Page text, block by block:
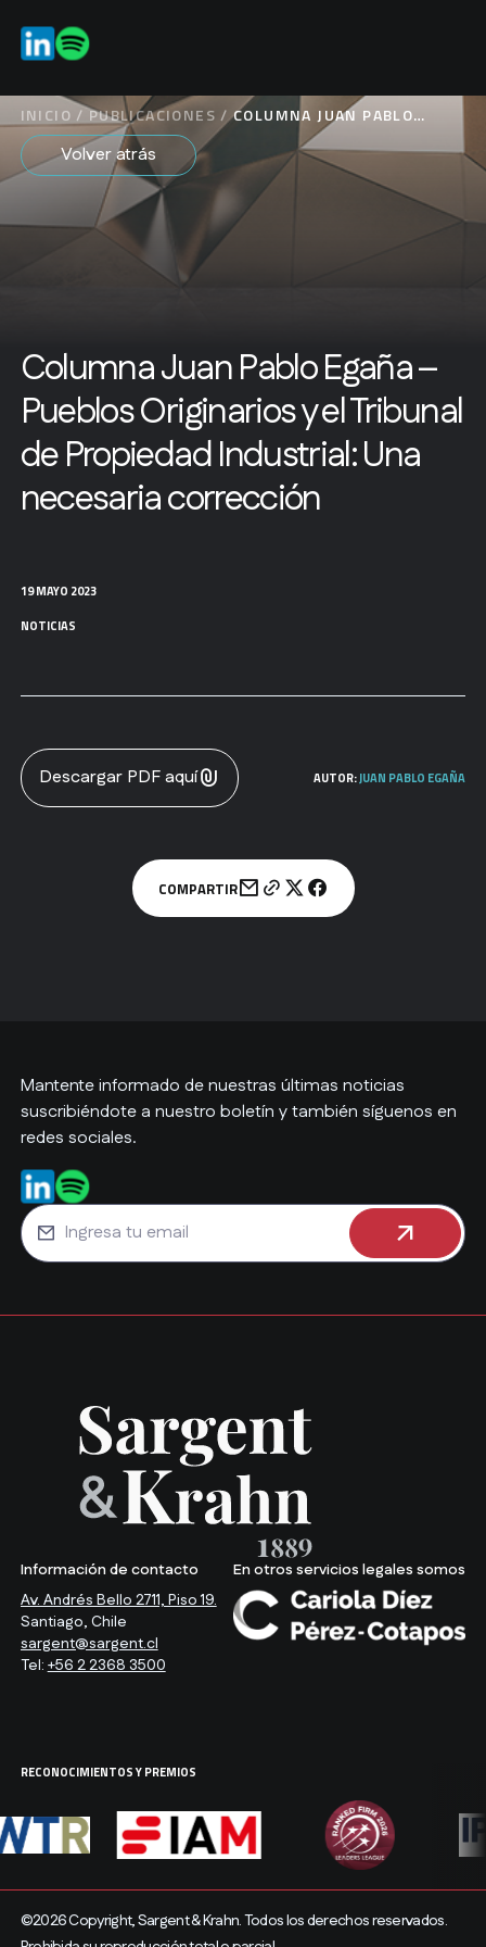
INICIO / PUBLICACIONES / COLUMNA JUAN PABLO
EGAÑA – PUEBLOS
ORIGINARIOS Y EL
TRIBUNAL DE PROPIEDAD
INDUSTRIAL: UNA
NECESARIA CORRECCIÓN
Volver atrás
Columna Juan Pablo Egaña –
Pueblos Originarios y el Tribunal
de Propiedad Industrial: Una
necesaria corrección
19 MAYO 2023
NOTICIAS
Descargar PDF aquí AUTOR:JUAN PABLO EGAÑA
COMPARTIR
Mantente informado de nuestras últimas noticias
suscribiéndote a nuestro boletín y también síguenos en
redes sociales.
Información de contacto
Av. Andrés Bello 2711, Piso 19.
Santiago, Chile
sargent@sargent.cl
Tel:+56 2 2368 3500
En otros servicios legales somos
RECONOCIMIENTOS Y PREMIOS
©2026 Copyright, Sargent & Krahn. Todos los derechos reservados.